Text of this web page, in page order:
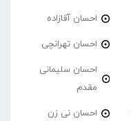
احسان آقازاده
احسان تهرانچی
احسان سلیمانی
مقدم
احسان نی زن